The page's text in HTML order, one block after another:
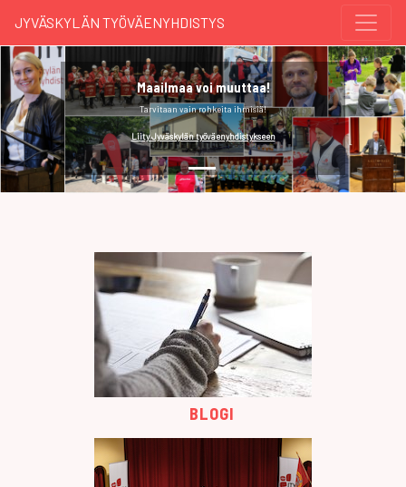
JYVÄSKYLÄN TYÖVÄENYHDISTYS
Maailmaa voi muuttaa!
Tarvitaan vain rohkeita ihmisiä!
Liity Jyväskylän työväenyhdistykseen
BLOGI